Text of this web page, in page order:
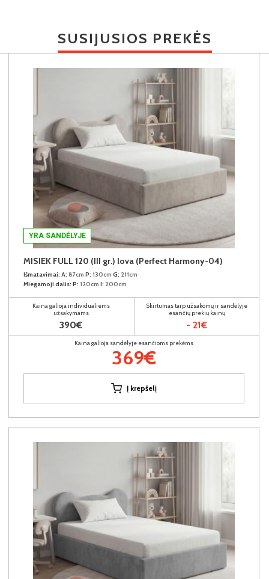
SUSIJUSIOS PREKĖS
YRA SANDĖLYJE
MISIEK FULL 120 (III gr.) lova (Perfect Harmony-04)
Išmatavimai: A: 87cm P: 130cm G: 211cm
Miegamoji dalis: P: 120cm I: 200cm
Kaina galioja individualiems
užsakymams
390€
Skirtumas tarp užsakomų ir sandėlyje
esančių prekių kainų
- 21€
Kaina galioja sandėlyje esančioms prekėms
369€
Į krepšelį